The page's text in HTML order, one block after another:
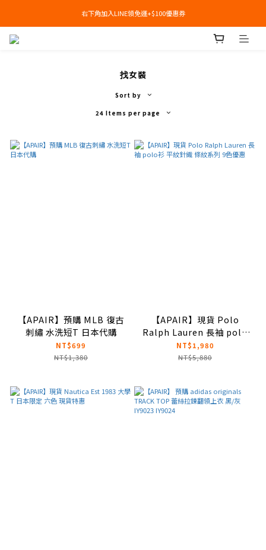
右下角加入LINE領免運+$100優惠券
右下角加入LINE領免運+$100優惠券
即日起，預購商品可提供部分訂金後尾款貨到付款(需協助請洽官line:@apair)
找女裝
Sort by
24 Items per page
【APAIR】預購 MLB 復古
刺繡 水洗短T 日本代購
NT$699
NT$1,380
【APAIR】現貨 Polo
Ralph Lauren 長袖 polo
衫 平紋針織 條紋系列 9色優
惠
NT$1,980
NT$5,880